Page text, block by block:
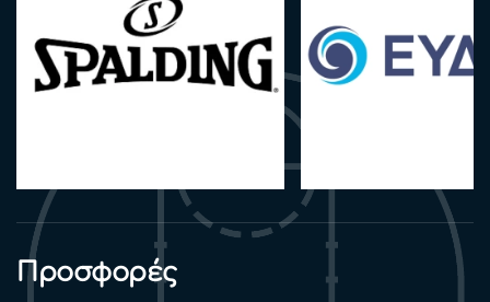
Προσφορές